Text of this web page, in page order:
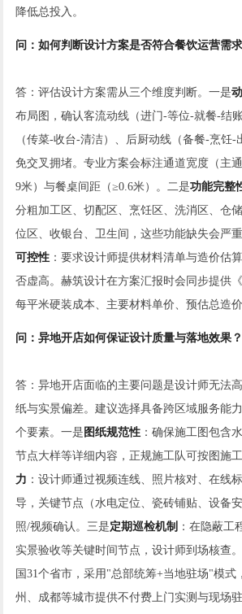
降低总投入。
问：如何判断设计方案是否符合餐饮运营需
答：评估设计方案需从三个维度判断。一是
布局图，确认客流动线（进门-等位-就餐-结
（传菜-收台-清洁）、后厨动线（备餐-烹饪-
免交叉拥堵。专业方案会标注通道宽度（主
9米）与餐桌间距（≥0.6米）。二是功能完整
分粗加工区、切配区、烹饪区、洗消区、仓
位区、收银台、卫生间，这些功能缺失会严
可控性 ：要求设计师提供材料清单与造价估
否虚高。赫筑设计在方案汇报时会同步提供
每平米硬装成本、主要材料单价、预估总造
问：异地开店如何保证设计质量与落地效果？
答：异地开店面临的主要问题是设计师无法
纸与实景偏差。建议选择具备跨区域服务能
个要素。一是 图纸规范性 ：确保施工图包含
节点大样等详细内容，正规施工队可按图施
力 ：设计师通过视频连线、照片核对、在线
导，关键节点（水电定位、瓷砖铺贴、设备
照/视频确认。三是定期巡检机制 ：在隐蔽工
实景验收等关键时间节点，设计师到场核查
国31个省市，采用"总部统筹+当地驻场"模式
州、成都等城市提供不付费上门实测与现场